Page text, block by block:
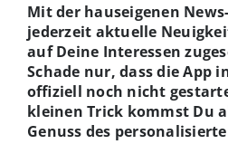
Mit der hauseigenen
jederzeit aktuelle
auf Deine Interessen
Schade nur, dass die App
offiziell noch nicht
kleinen Trick kommst Du
Genuss des